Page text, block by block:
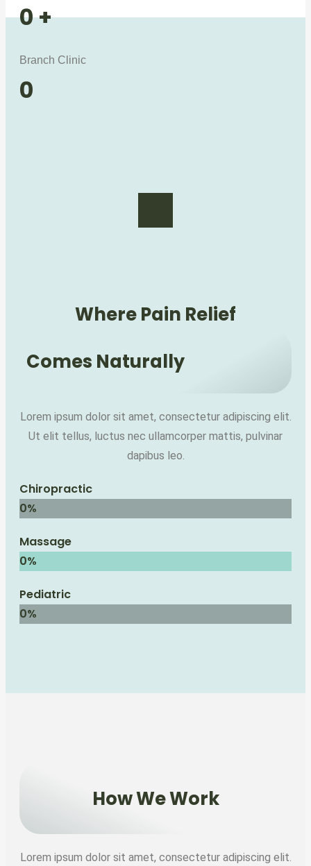
0+
Branch Clinic
0
Where Pain Relief
Comes Naturally
Lorem ipsum dolor sit amet, consectetur adipiscing elit.
Ut elit tellus, luctus nec ullamcorper mattis, pulvinar
dapibus leo.
Chiropractic
0%
Massage
0%
Pediatric
0%
How We Work
Lorem ipsum dolor sit amet, consectetur adipiscing elit.